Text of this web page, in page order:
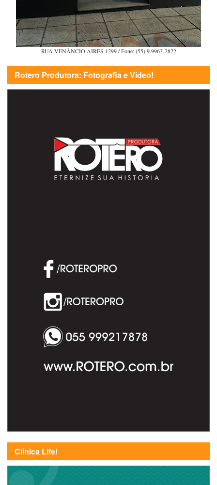
RUA VENÂNCIO AIRES 1299 / Fone: (55) 9.9963-2822
Rotero Produtora: Fotografia e Vídeo!
Clínica Life!